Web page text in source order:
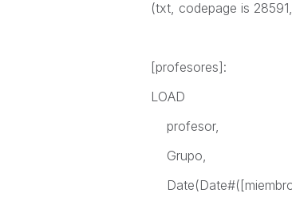
(txt, codepage is
[profesores]:
LOAD
profesor,
Grupo,